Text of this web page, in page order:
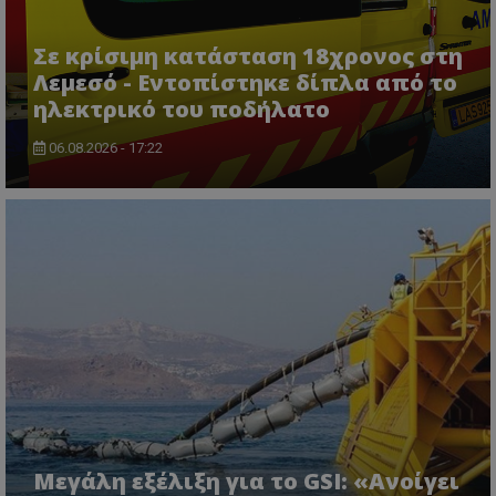
Σε κρίσιμη κατάσταση 18χρονος στη
Λεμεσό - Εντοπίστηκε δίπλα από το
ηλεκτρικό του ποδήλατο
06.08.2026 - 17:22
Μεγάλη εξέλιξη για το GSI: «Ανοίγει
Microsoft Corporation